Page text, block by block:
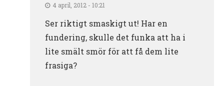
4 april, 2012 - 10:21
Ser riktigt smaskigt ut! Har en
fundering, skulle det funka att ha i
lite smält smör för att få dem lite
frasiga?